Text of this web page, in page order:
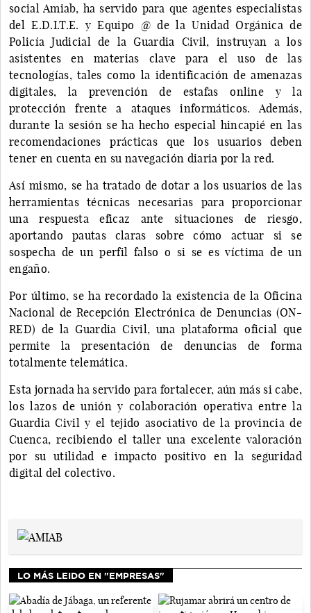
social Amiab, ha servido para que agentes especialistas
del E.D.I.T.E. y Equipo @ de la Unidad Orgánica de
Policía Judicial de la Guardia Civil, instruyan a los
asistentes en materias clave para el uso de las
tecnologías, tales como la identificación de amenazas
digitales, la prevención de estafas online y la
protección frente a ataques informáticos. Además,
durante la sesión se ha hecho especial hincapié en las
recomendaciones prácticas que los usuarios deben
tener en cuenta en su navegación diaria por la red.
Así mismo, se ha tratado de dotar a los usuarios de las
herramientas técnicas necesarias para proporcionar
una respuesta eficaz ante situaciones de riesgo,
aportando pautas claras sobre cómo actuar si se
sospecha de un perfil falso o si se es víctima de un
engaño.
Por último, se ha recordado la existencia de la Oficina
Nacional de Recepción Electrónica de Denuncias (ON-
RED) de la Guardia Civil, una plataforma oficial que
permite la presentación de denuncias de forma
totalmente telemática.
Esta jornada ha servido para fortalecer, aún más si cabe,
los lazos de unión y colaboración operativa entre la
Guardia Civil y el tejido asociativo de la provincia de
Cuenca, recibiendo el taller una excelente valoración
por su utilidad e impacto positivo en la seguridad
digital del colectivo.
LO MÁS LEIDO EN "EMPRESAS"